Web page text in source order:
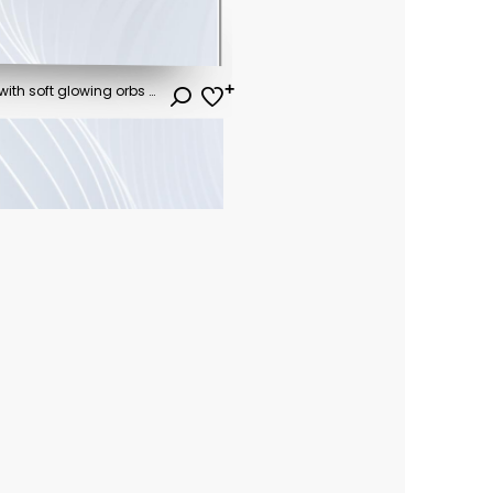
Abstract bokeh background with soft glowing orbs and sparkling particles in a dreamy blue atmosphere